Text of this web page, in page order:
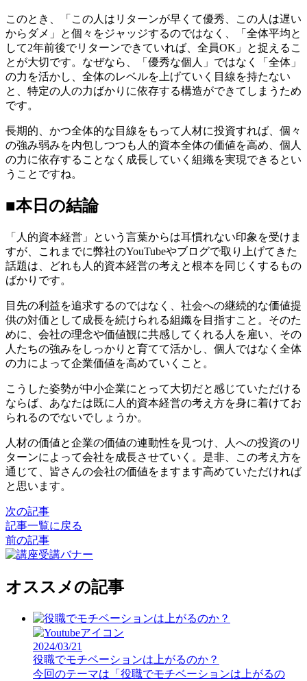
このとき、「この人はリターンが早くて優秀、この人は遅い
からダメ」と個々をジャッジするのではなく、「全体平均と
して2年前後でリターンできていれば、全員OK」と捉えるこ
とが大切です。なぜなら、「優秀な個人」ではなく「全体」
の力を活かし、全体のレベルを上げていく目線を持たない
と、特定の人の力ばかりに依存する構造ができてしまうため
です。
長期的、かつ全体的な目線をもって人材に投資すれば、個々
の強み弱みを内包しつつも人的資本全体の価値を高め、個人
の力に依存することなく成長していく組織を実現できるとい
うことですね。
■本日の結論
「人的資本経営」という言葉からは耳慣れない印象を受けま
すが、これまでに弊社のYouTubeやブログで取り上げてきた
話題は、どれも人的資本経営の考えと根本を同じくするもの
ばかりです。
目先の利益を追求するのではなく、社会への継続的な価値提
供の対価として成長を続けられる組織を目指すこと。そのた
めに、会社の理念や価値観に共感してくれる人を雇い、その
人たちの強みをしっかりと育てて活かし、個人ではなく全体
の力によって企業価値を高めていくこと。
こうした姿勢が中小企業にとって大切だと感じていただける
ならば、あなたは既に人的資本経営の考え方を身に着けてお
られるのでないでしょうか。
人材の価値と企業の価値の連動性を見つけ、人への投資のリ
ターンによって会社を成長させていく。是非、この考え方を
通じて、皆さんの会社の価値をますます高めていただければ
と思います。
次の記事
記事一覧に戻る
前の記事
オススメの記事
2024/03/21
役職でモチベーションは上がるのか？
今回のテーマは「役職でモチベーションは上がるの